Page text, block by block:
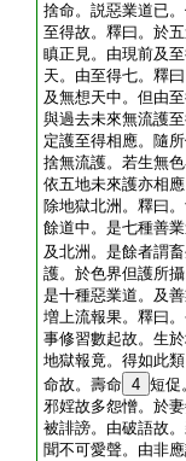
捨命。説惡業道已
至得故。釋曰。於
瞋正見。由現前及
天。由至得七。釋
及無想天中。但由
與過去未來無流護
定護至得相應。隨
捨無流護。若生無
依五地未來護亦相
除地獄北洲。釋曰
餘道中。是七種善
及北洲。是餘者謂
護。於色界但護所
是十種惡業道。及
増上流報果。釋曰
事修習數起故。生
地獄報竟。得如此
命故。壽命 4 短促
邪婬故多怨憎。於
被誹謗。由破語故
聞不可愛聲。由非